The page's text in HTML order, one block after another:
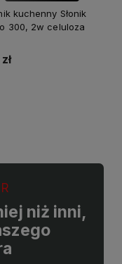
💎 WYBÓR KLIENTÓW
kuchenny Słonik
300, 2w celuloza
niż inni,